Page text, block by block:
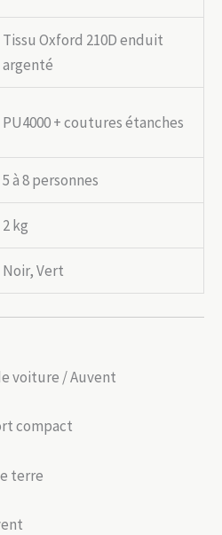
Tissu Oxford 210D enduit
argenté
PU4000 + coutures étanches
5 à 8 personnes
2 kg
Noir, Vert
voiture / Auvent
compact
terre